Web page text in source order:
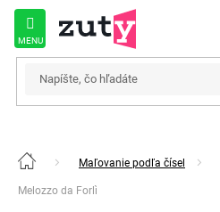
Prejsť
obsah
Domov Maľovanie podľa čísel
Melozzo da Forlì